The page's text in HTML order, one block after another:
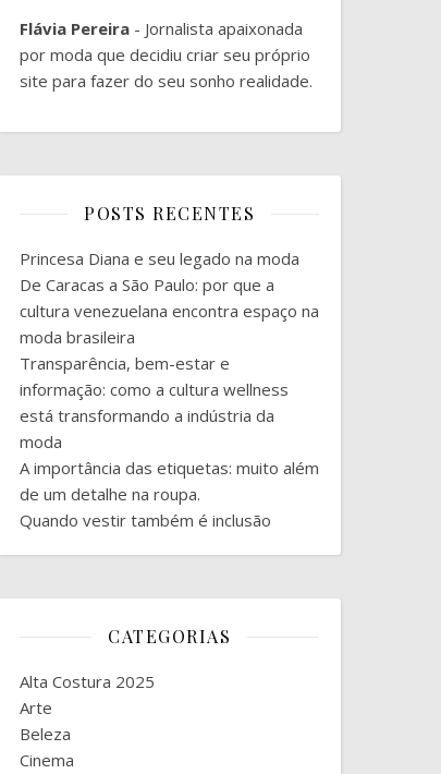
Flávia Pereira - Jornalista apaixonada
por moda que decidiu criar seu próprio
site para fazer do seu sonho realidade.
POSTS RECENTES
Princesa Diana e seu legado na moda
De Caracas a São Paulo: por que a
cultura venezuelana encontra espaço na
moda brasileira
Transparência, bem-estar e
informação: como a cultura wellness
está transformando a indústria da
moda
A importância das etiquetas: muito além
de um detalhe na roupa.
Quando vestir também é inclusão
CATEGORIAS
Alta Costura 2025
Arte
Beleza
Cinema